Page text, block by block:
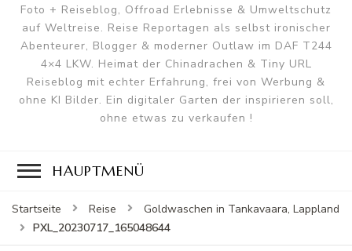
Foto + Reiseblog, Offroad Erlebnisse & Umweltschutz
auf Weltreise. Reise Reportagen als selbst ironischer
Abenteurer, Blogger & moderner Outlaw im DAF T244
4×4 LKW. Heimat der Chinadrachen & Tiny URL
Reiseblog mit echter Erfahrung, frei von Werbung &
ohne KI Bilder. Ein digitaler Garten der inspirieren soll,
ohne etwas zu verkaufen !
HAUPTMENÜ
Startseite Reise
Goldwaschen in Tankavaara, Lappland
PXL_20230717_165048644